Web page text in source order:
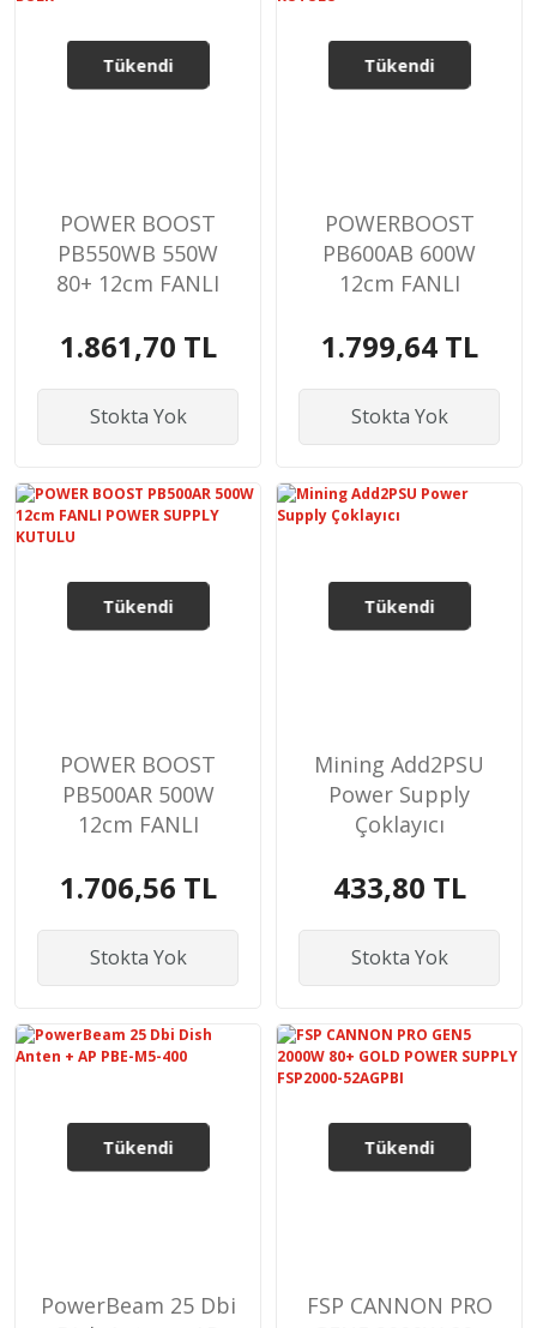
Tükendi
POWER BOOST
PB550WB 550W
80+ 12cm FANLI
BULK
1.861,70 TL
Stokta Yok
Tükendi
POWERBOOST
PB600AB 600W
12cm FANLI
KUTULU
1.799,64 TL
Stokta Yok
Tükendi
POWER BOOST
PB500AR 500W
12cm FANLI
KUTULU
1.706,56 TL
Stokta Yok
Tükendi
Mining Add2PSU
Power Supply
Çoklayıcı
433,80 TL
Stokta Yok
Tükendi
PowerBeam 25 Dbi
Tükendi
FSP CANNON PRO